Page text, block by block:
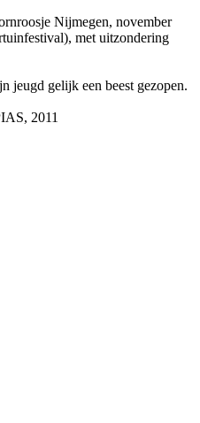
Nijmegen, november
met uitzondering
jeugd gelijk een beest gezopen.
2011